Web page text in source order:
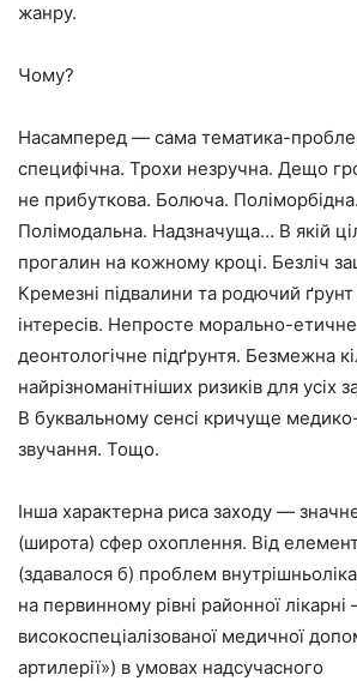
жанру.
Чому?
Насамперед — сама тематика-
специфічна. Трохи незручна. Дещо
не прибуткова. Болюча.
Полімодальна. Надзначуща… В якій
прогалин на кожному кроці. Безліч
Кремезні підвалини та родючий
інтересів. Непросте морально-
деонтологічне підґрунтя. Безмежна
найрізноманітніших ризиків для усіх
В буквальному сенсі кричуще
звучання. Тощо.
Інша характерна риса заходу —
(широта) сфер охоплення. Від
(здавалося б) проблем
на первинному рівні районної
високоспеціалізованої медичної
артилерії») в умовах надсучасного